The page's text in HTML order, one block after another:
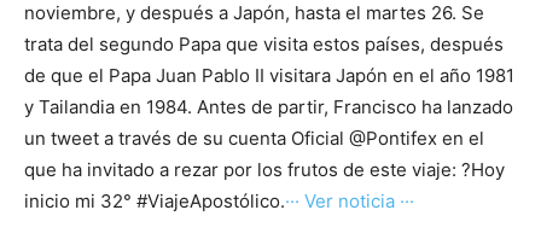
noviembre, y después a Japón, hasta el martes 26. Se
trata del segundo Papa que visita estos países, después
de que el Papa Juan Pablo II visitara Japón en el año 1981
y Tailandia en 1984. Antes de partir, Francisco ha lanzado
un tweet a través de su cuenta Oficial @Pontifex en el
que ha invitado a rezar por los frutos de este viaje: ?Hoy
inicio mi 32° #ViajeApostólico.··· Ver noticia ···